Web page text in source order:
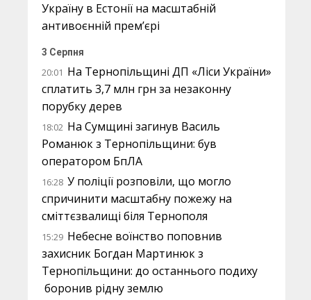
Україну в Естонії на масштабній
антивоєнній прем’єрі
3 Серпня
20:01 На Тернопільщині ДП «Ліси України»
сплатить 3,7 млн грн за незаконну
порубку дерев
18:02 На Сумщині загинув Василь
Романюк з Тернопільщини: був
оператором БпЛА
16:28 У поліції розповіли, що могло
спричинити масштабну пожежу на
сміттєзвалищі біля Тернополя
15:29 Небесне воїнство поповнив
захисник Богдан Мартинюк з
Тернопільщини: до останнього подиху
боронив рідну землю